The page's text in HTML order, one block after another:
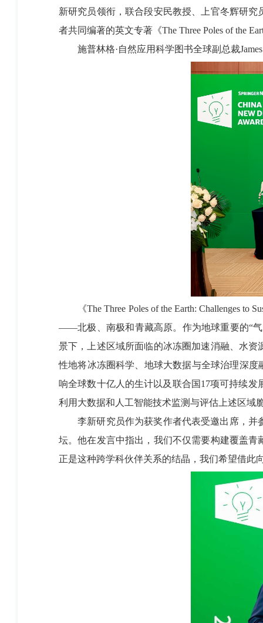
新研究员领衔，联合段安民教授、上官冬辉研
者共同编著的英文专著《The Three Poles of the
施普林格·自然应用科学图书全球副总裁
《The Three Poles of the Earth: Challenges
——北极、南极和青藏高原。作为地球重要的“
景下，上述区域所面临的冰冻圈加速消融、水
性地将冰冻圈科学、地球大数据与全球治理深
响全球数十亿人的生计以及联合国17项可持续
利用大数据和人工智能技术监测与评估上述区域
李新研究员作为获奖作者代表受邀出席，并参
坛。他在发言中指出，我们不仅需要构建覆盖
正是这种跨学科伙伴关系的结晶，我们希望借此